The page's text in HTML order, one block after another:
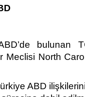
bulunan
Meclisi North
ABD